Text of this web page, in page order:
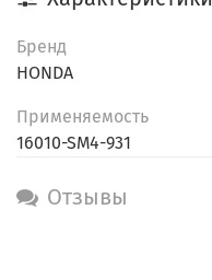
Бренд
HONDA
Применяемость
16010-SM4-931
Отзывы